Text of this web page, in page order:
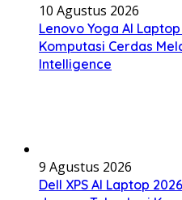
10 Agustus 2026
Lenovo Yoga AI
Komputasi Cerdas
Intelligence
9 Agustus 2026
Dell XPS AI Laptop